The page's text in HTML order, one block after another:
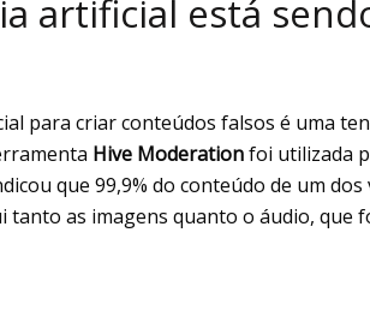
artificial está
para criar conteúdos falsos é uma
Hive Moderationfoi utilizada
que 99,9% do conteúdo de um
tanto as imagens quanto o áudio, que